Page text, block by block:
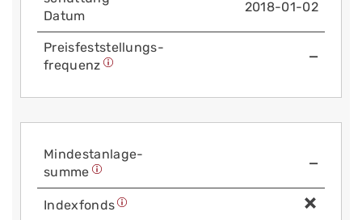
Datum
2018-01-02
Preis­fest­stellungs­
frequenz
—
Mindest­anlage­
summe
—
Index­fonds